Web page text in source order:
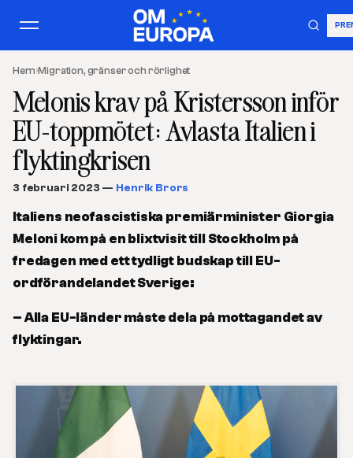
Hem›Migration, gränser och rörlighet
Melonis krav på Kristersson inför
EU-toppmötet: Avlasta Italien i
flyktingkrisen
3 februari 2023 — Henrik Brors
Italiens neofascistiska premiärminister Giorgia
Meloni kom på en blixtvisit till Stockholm på
fredagen med ett tydligt budskap till EU-
ordförandelandet Sverige:
– Alla EU-länder måste dela på mottagandet av
flyktingar.